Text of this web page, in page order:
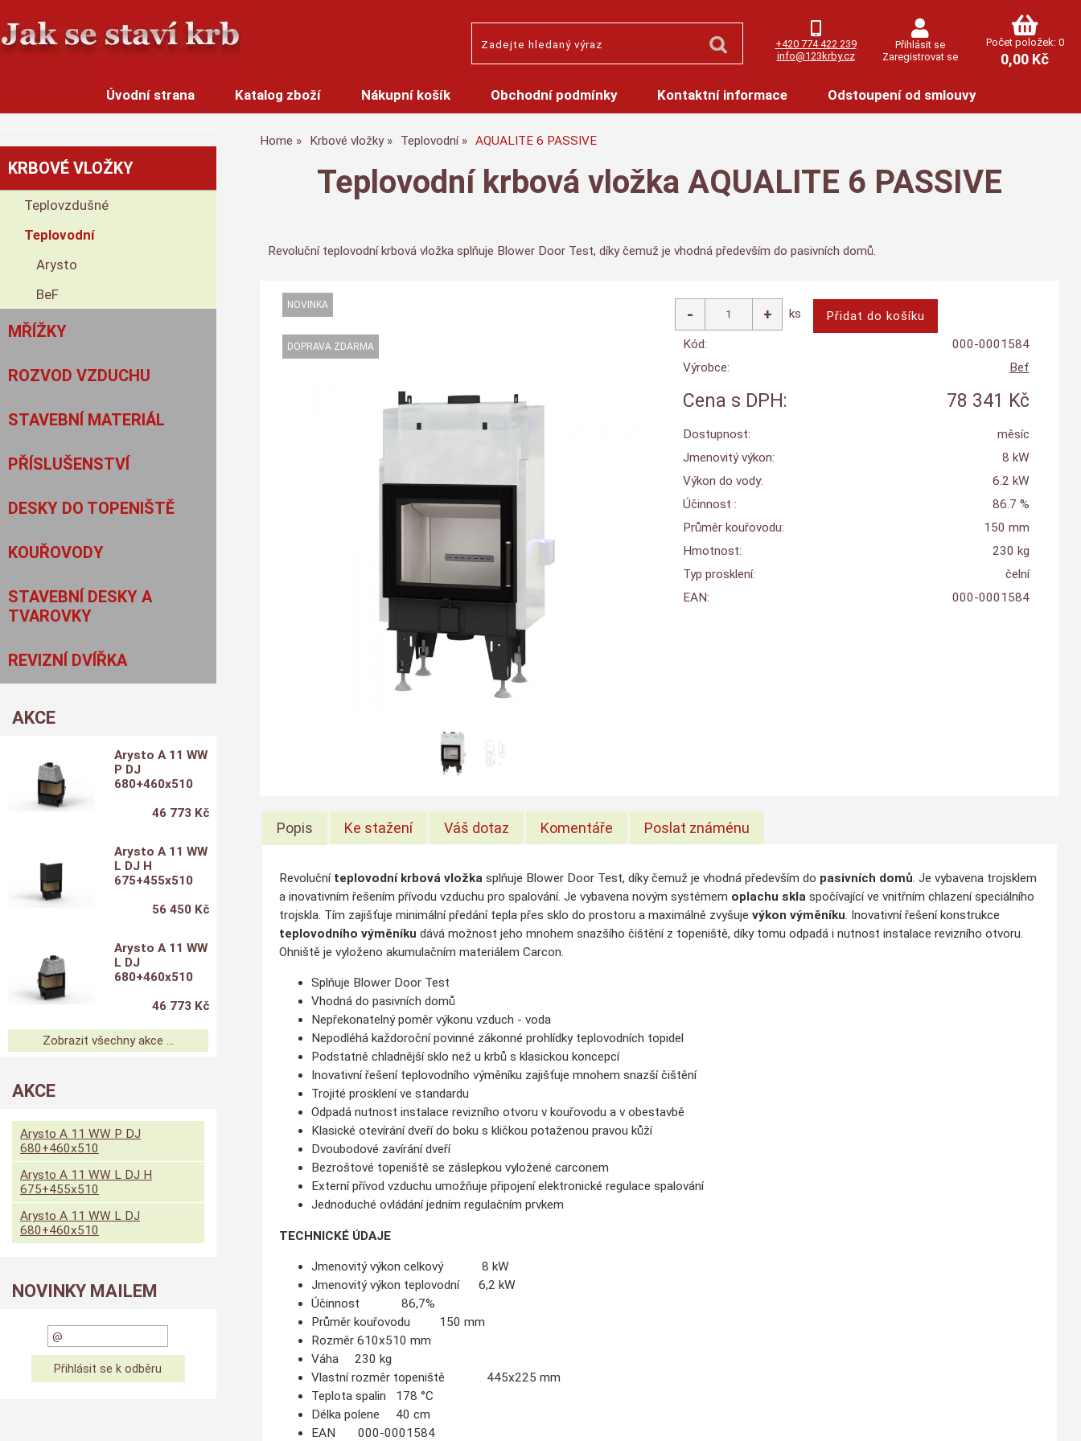
+420 774 422 239
info@123krby.cz
Přihlásit se
Zaregistrovat se
Počet položek: 0
0,00 Kč
Úvodní strana Katalog zboží Nákupní košík Obchodní podmínky Kontaktní informace Odstoupení od smlouvy
Home Krbové vložky Teplovodní AQUALITE 6 PASSIVE
Teplovodní krbová vložka AQUALITE 6 PASSIVE
Revoluční teplovodní krbová vložka splňuje Blower Door Test, díky čemuž je vhodná především do pasivních domů.
ks
Kód:
000-0001584
Výrobce:
Bef
Cena s DPH: 78 341 Kč
Dostupnost:
měsíc
Jmenovitý výkon:
8 kW
Výkon do vody:
6.2 kW
Účinnost :
86.7 %
Průměr kouřovodu:
150 mm
Hmotnost:
230 kg
Typ prosklení:
čelní
EAN:
000-0001584
Popis Ke stažení Váš dotaz Komentáře Poslat známénu
Revolučníteplovodní krbová vložka splňuje Blower Door Test, díky čemuž je vhodná především do pasivních domů. Je vybavena trojsklem
a inovativním řešením přívodu vzduchu pro spalování. Je vybavena novým systémem oplachu skla spočívající ve vnitřním chlazení speciálního
trojskla. Tím zajišťuje minimální předání tepla přes sklo do prostoru a maximálně zvyšujevýkon výměníku. Inovativní řešení konstrukce
teplovodního výměníku dává možnost jeho mnohem snazšího čištění z topeniště, díky tomu odpadá i nutnost instalace revizního otvoru.
Ohniště je vyloženo akumulačním materiálem Carcon.
Splňuje Blower Door Test
Vhodná do pasivních domů
Nepřekonatelný poměr výkonu vzduch - voda
Nepodléhá každoroční povinné zákonné prohlídky teplovodních topidel
Podstatně chladnější sklo než u krbů s klasickou koncepcí
Inovativní řešení teplovodního výměníku zajišťuje mnohem snazší čištění
Trojité prosklení ve standardu
Odpadá nutnost instalace revizního otvoru v kouřovodu a v obestavbě
Klasické otevírání dveří do boku s kličkou potaženou pravou kůží
Dvoubodové zavírání dveří
Bezroštové topeniště se záslepkou vyložené carconem
Externí přívod vzduchu umožňuje připojení elektronické regulace spalování
Jednoduché ovládání jedním regulačním prvkem
TECHNICKÉ ÚDAJE
Jmenovitý výkon celkový 8 kW
Jmenovitý výkon teplovodní 6,2 kW
Účinnost 86,7%
Průměr kouřovodu 150 mm
Rozměr 610x510 mm
Váha 230 kg
Vlastní rozměr topeniště 445x225 mm
Teplota spalin 178 °C
Délka polene 40 cm
EAN 000-0001584
KRBOVÉ VLOŽKY
Teplovzdušné
Teplovodní
Arysto
BeF
MŘÍŽKY
ROZVOD VZDUCHU
STAVEBNÍ MATERIÁL
PŘÍSLUŠENSTVÍ
DESKY DO TOPENIŠTĚ
KOUŘOVODY
STAVEBNÍ DESKY A
TVAROVKY
REVIZNÍ DVÍŘKA
AKCE
Arysto A 11 WW
P DJ
680+460x510
46 773 Kč
Arysto A 11 WW
L DJ H
675+455x510
56 450 Kč
Arysto A 11 WW
L DJ
680+460x510
46 773 Kč
Zobrazit všechny akce ...
AKCE
Arysto A 11 WW P DJ
680+460x510
Arysto A 11 WW L DJ H
675+455x510
Arysto A 11 WW L DJ
680+460x510
NOVINKY MAILEM